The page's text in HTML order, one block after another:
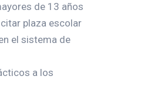
de 13 años
plaza escolar
el sistema de
a los